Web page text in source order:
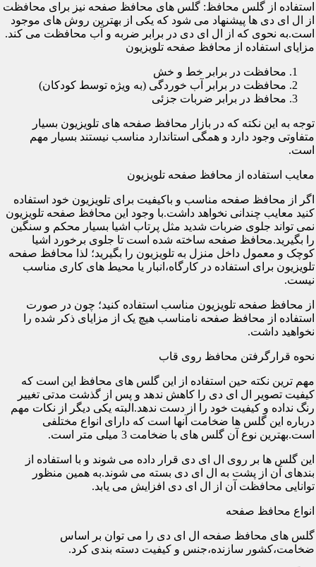
استفاده از گلس محافظ: گلس های محافظ صفحه نیز برای محافظت
از ال ای دی ها پیشنهاد می شود که یکی از بهترین روش های موجود
است.به نحوی که از ال ای دی در برابر ضربه و آب محافظت می کند.
مزایای استفاده از محافظ صفحه تلویزیون
محافظت در برابر خط و خش
محافظت در برابر آب خوردگی (به ویژه توسط کودکان)
محافظ در برابر ضربات جزئی
توجه به این نکته که در بازار محافظ صفحه های تلویزیون بسیار
متفاوتی وجود دارد و همگی استاندارد مناسب نیستند بسیار مهم
است.
معایب استفاده از محافظ صفحه تلویزیون
اگر از محافظ صفحه مناسب و باکیفیت برای تلویزیون خود استفاده
کنید معایب چندانی نخواهد داشت.با وجود این محافظ صفحه تلویزیون
نمی تواند جلوی ضربات شدید مثل پرتاب اشیا بسیار محکم و سنگین
را بگیرید.محافظ صفحه ساخته شده است تا جلوی برخورد اشیا
کوچک و معمول داخل منزل به تلویزیون را بگیرید؛ لذا محافظ صفحه
تلویزیون برای استفاده در کارگاه،انبار یا محیط های کاری مناسب
نیست.
از محافظ صفحه تلویزیون مناسب استفاده کنید؛ چون در صورت
استفاده از محافظ صفحه نامناسب هیچ یک از مزایای ذکر شده را
نخواهید داشت.
نحوه قرارگرفتن محافظ روی قاب
مهم ترین نکته حین استفاده از این گلس های محافظ این است که
کیفیت تصویر ال ای دی را کاهش ندهد و پس از گذشت مدتی تغییر
رنگ نداده و کیفیت خود را از دست ندهد.البته یکی دیگر از نکات مهم
درباره این گلس ها ضخامت آنها است که دارای انواع مختلفی
است.بهترین نوع آن گلس های با ضخامت 3 میلی متر است.
این گلس ها بر روی ال ای دی قرار داده می شوند و با استفاده از
بندهای آن از پشت به ال ای دی بسته می شوند.به همین منظور
توانایی محافظت آن از ال ای دی افزایش می یابد.
انواع محافظ صفحه
گلس های محافظ صفحه ال ای دی را می توان بر اساس
ضخامت،کشور سازنده،جنس و کیفیت دسته بندی کرد.